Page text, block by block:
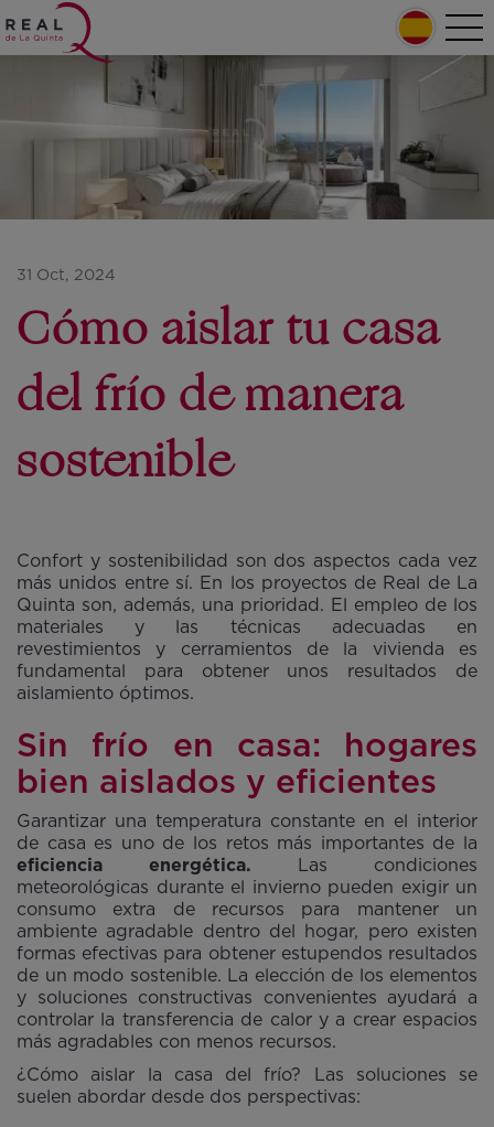
Pasar al contenido principal
Main navigation
31 Oct, 2024
Cómo aislar tu casa
del frío de manera
sostenible
Confort y sostenibilidad son dos aspectos cada vez
más unidos entre sí. En los proyectos de Real de La
Quinta son, además, una prioridad. El empleo de los
materiales y las técnicas adecuadas en
revestimientos y cerramientos de la vivienda es
fundamental para obtener unos resultados de
aislamiento óptimos.
Sin frío en casa: hogares
bien aislados y eficientes
Garantizar una temperatura constante en el interior
de casa es uno de los retos más importantes de la
eficiencia energética. Las condiciones
meteorológicas durante el invierno pueden exigir un
consumo extra de recursos para mantener un
ambiente agradable dentro del hogar, pero existen
formas efectivas para obtener estupendos resultados
de un modo sostenible. La elección de los elementos
y soluciones constructivas convenientes ayudará a
controlar la transferencia de calor y a crear espacios
más agradables con menos recursos.
¿Cómo aislar la casa del frío? Las soluciones se
suelen abordar desde dos perspectivas: